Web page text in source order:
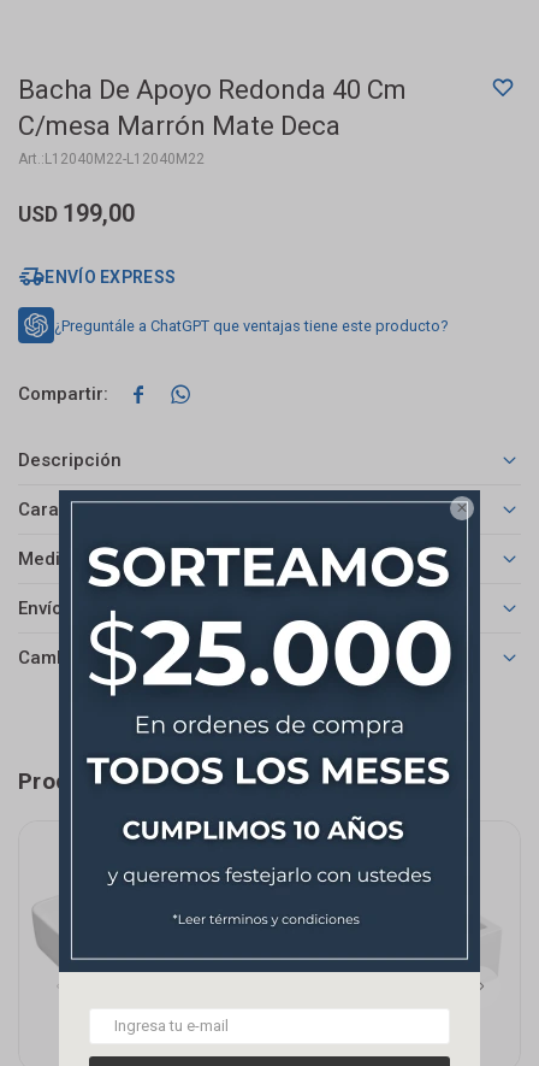

Bacha De Apoyo Redonda 40 Cm
C/mesa Marrón Mate Deca
L12040M22-L12040M22
USD 199,00
ENVÍO EXPRESS
¿Preguntále a ChatGPT que ventajas tiene este producto?
 
Descripción
Características
Medios de pago
Envíos
Cambios y Devoluciones
Productos que te pueden interesar